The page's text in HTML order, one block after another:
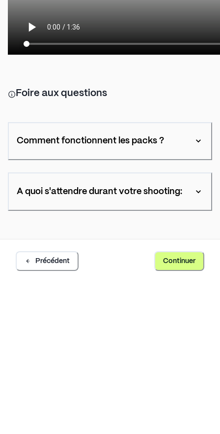
Foire aux questions
Comment fonctionnent les packs ?
A quoi s'attendre durant votre shooting:
Précédent Continuer